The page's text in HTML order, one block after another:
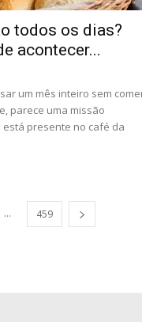
todos os dias?
acontecer...
um mês inteiro sem
parece uma missão
está presente no café da
... 459